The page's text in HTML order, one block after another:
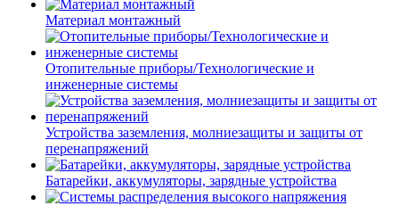
Материал монтажный
Отопительные приборы/Технологические и
инженерные системы
Устройства заземления, молниезащиты и защиты от
перенапряжений
Батарейки, аккумуляторы, зарядные устройства